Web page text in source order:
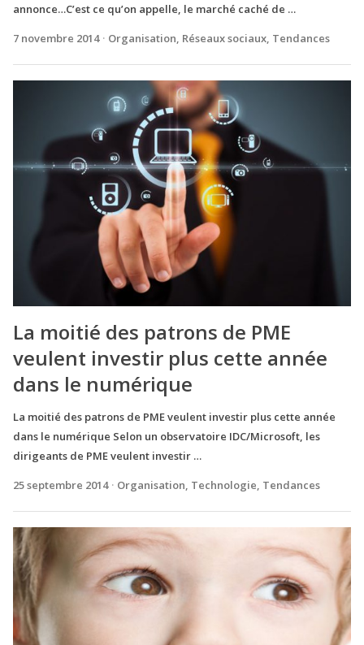
annonce…C’est ce qu’on appelle, le marché caché de …
7 novembre 2014
Organisation Réseaux sociaux, Tendances
La moitié des patrons de PME
veulent investir plus cette année
dans le numérique
La moitié des patrons de PME veulent investir plus cette année
dans le numérique Selon un observatoire IDC/Microsoft, les
dirigeants de PME veulent investir …
25 septembre 2014
Organisation, Technologie, Tendances